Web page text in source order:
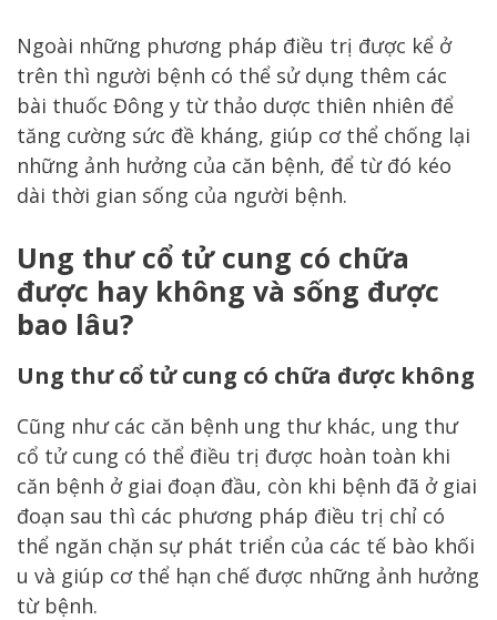
Ngoài những phương pháp điều trị được kể ở
trên thì người bệnh có thể sử dụng thêm các
bài thuốc Đông y từ thảo dược thiên nhiên để
tăng cường sức đề kháng, giúp cơ thể chống lại
những ảnh hưởng của căn bệnh, để từ đó kéo
dài thời gian sống của người bệnh.
Ung thư cổ tử cung có chữa
được hay không và sống được
bao lâu?
Ung thư cổ tử cung có chữa được không
Cũng như các căn bệnh ung thư khác, ung thư
cổ tử cung có thể điều trị được hoàn toàn khi
căn bệnh ở giai đoạn đầu, còn khi bệnh đã ở giai
đoạn sau thì các phương pháp điều trị chỉ có
thể ngăn chặn sự phát triển của các tế bào khối
u và giúp cơ thể hạn chế được những ảnh hưởng
từ bệnh.